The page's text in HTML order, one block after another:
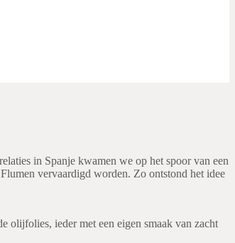
in Spanje kwamen we op het spoor van een
vervaardigd worden. Zo ontstond het idee
olijfolies, ieder met een eigen smaak van zacht